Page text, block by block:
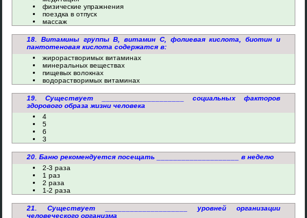
физические упражнения
поездка в отпуск
массаж
18. Витамины группы В, витамин С, фолиевая кислота, биотин и
пантотеновая кислота содержатся в:
жирорастворимых витаминах
минеральных веществах
пищевых волокнах
водорастворимых витаминах
19. Существует ____________________ социальных факторов
здорового образа жизни человека
4
5
6
3
20. Баню рекомендуется посещать ____________________ в неделю
2-3 раза
1 раз
2 раза
1-2 раза
21. Существует ____________________ уровней организации
человеческого организма